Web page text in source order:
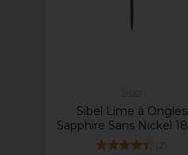
Sibel Lime à Ongles
Sapphire Sans Nickel
(2)